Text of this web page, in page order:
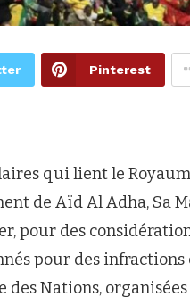
Pinterest
qui lient le
de Aïd Al Adha, Sa
pour des
pour des infractions
Nations,